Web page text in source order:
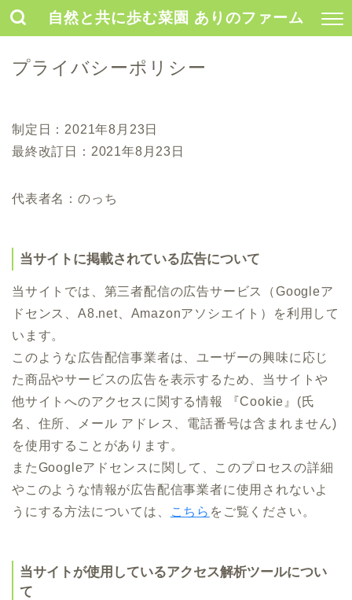
自然と共に歩む菜園 ありのファーム
プライバシーポリシー
制定日：2021年8月23日
最終改訂日：2021年8月23日
代表者名：のっち
当サイトに掲載されている広告について
当サイトでは、第三者配信の広告サービス（Googleア
ドセンス、A8.net、Amazonアソシエイト）を利用して
います。
このような広告配信事業者は、ユーザーの興味に応じ
た商品やサービスの広告を表示するため、当サイトや
他サイトへのアクセスに関する情報 『Cookie』(氏
名、住所、メール アドレス、電話番号は含まれません)
を使用することがあります。
またGoogleアドセンスに関して、このプロセスの詳細
やこのような情報が広告配信事業者に使用されないよ
うにする方法については、
こちら をご覧ください。
当サイトが使用しているアクセス解析ツールについ
て